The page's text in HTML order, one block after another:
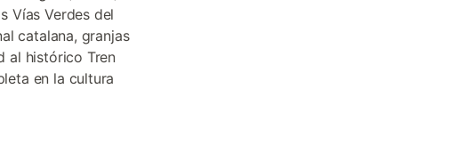
Vías Verdes del
catalana, granjas
al histórico Tren
en la cultura